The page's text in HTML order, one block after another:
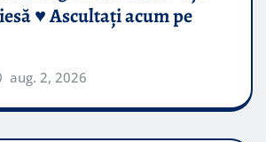
♥️ Ascultați acum pe
aug. 2, 2026